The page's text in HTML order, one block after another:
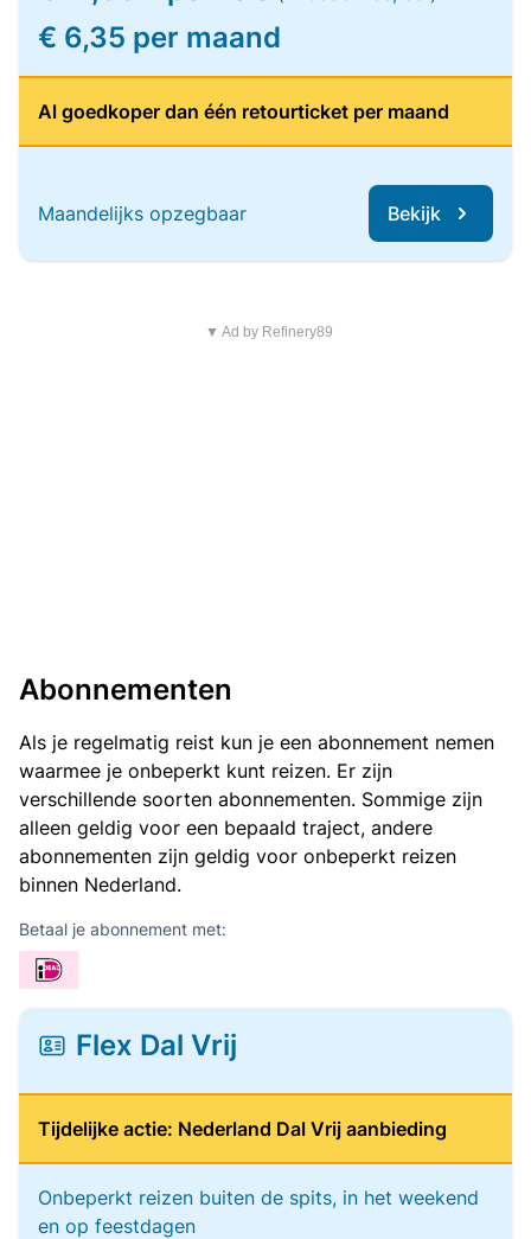
€ 6,35 per maand
Al goedkoper dan één retourticket per maand
Maandelijks opzegbaar Bekijk
▼ Ad by Refinery89
Abonnementen
Als je regelmatig reist kun je een abonnement nemen
waarmee je onbeperkt kunt reizen. Er zijn
verschillende soorten abonnementen. Sommige zijn
alleen geldig voor een bepaald traject, andere
abonnementen zijn geldig voor onbeperkt reizen
binnen Nederland.
Betaal je abonnement met:
Flex Dal Vrij
Tijdelijke actie: Nederland Dal Vrij aanbieding
Onbeperkt reizen buiten de spits, in het weekend
en op feestdagen